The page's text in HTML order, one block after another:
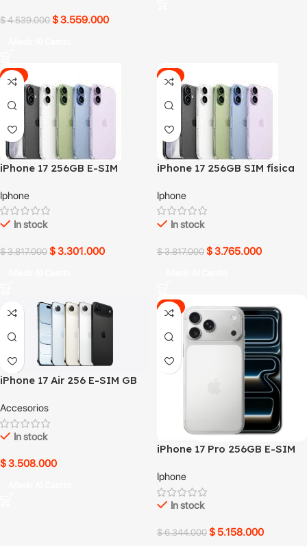
$4.539.000$3.559.000
-14%
iPhone 17 256GB E-SIM
Iphone
In stock
$3.817.000$3.301.000
iPhone 17 256GB SIM física
Iphone
In stock
$3.817.000$3.765.000
iPhone 17 Air 256 E-SIM GB
Accesorios
In stock
$3.508.000
-19%
iPhone 17 Pro 256GB E-SIM
Iphone
In stock
$6.344.000$ 5.158.000